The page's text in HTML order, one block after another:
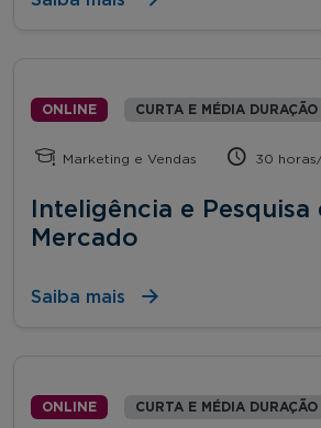
ONLINE CURTA E MÉDIA DURAÇÃO
Marketing e Vendas 30
Inteligência e Pesquisa
Mercado
Saiba mais
ONLINE CURTA E MÉDIA DURAÇÃO